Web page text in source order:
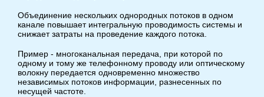
Объединение нескольких однородных потоков в одном
канале повышает интегральную проводимость системы и
снижает затраты на проведение каждого потока.
Пример - многоканальная передача, при которой по
одному и тому же телефонному проводу или оптическому
волокну передается одновременно множество
независимых потоков информации, разнесенных по
несущей частоте.